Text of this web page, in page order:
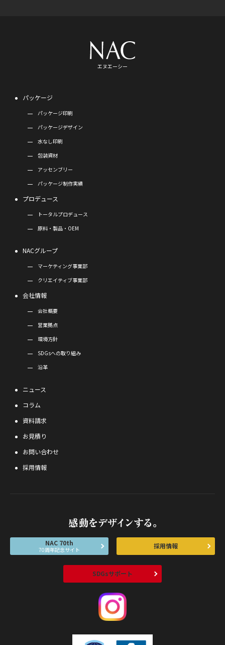
エヌエーシー
パッケージ
パッケージ印刷
パッケージデザイン
水なし印刷
包装資材
アッセンブリー
パッケージ制作実績
プロデュース
トータルプロデュース
原料・製品・OEM
NACグループ
マーケティング事業部
クリエイティブ事業部
会社情報
会社概要
営業拠点
環境方針
SDGsへの取り組み
沿革
ニュース
コラム
資料請求
お見積り
お問い合わせ
採用情報
NAC 70th
70周年記念サイト 採用情報
SDGsサポート